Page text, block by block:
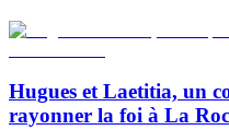
Hugues et Laetitia, un
rayonner la foi à La